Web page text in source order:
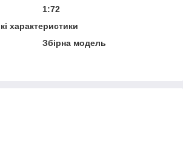
1:72
характеристики
Збірна модель